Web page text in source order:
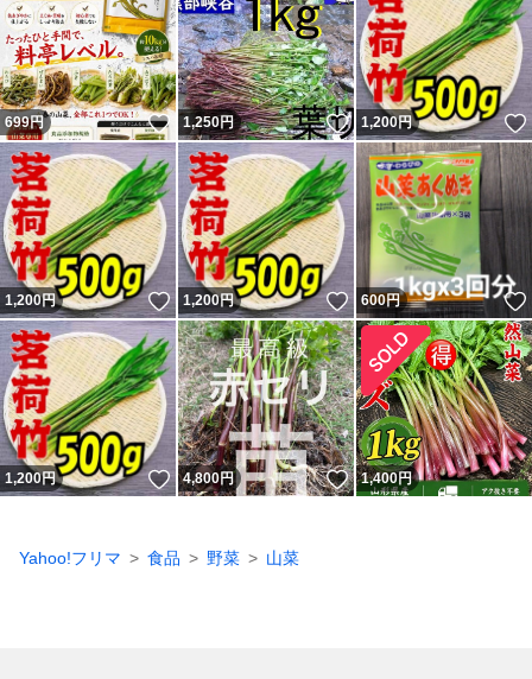
699円 いいね！
1,250円 いいね！
1,200円
1,200円 いいね！
1,200円 いいね！
600円
1,200円 いいね！
4,800円 いいね！
1,400円
Yahoo!フリマ 食品 野菜 山菜